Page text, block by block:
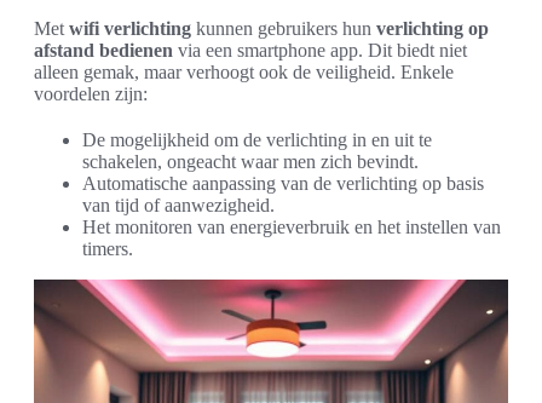
Met wifi verlichting kunnen gebruikers hun verlichting op
afstand bedienen via een smartphone app. Dit biedt niet
alleen gemak, maar verhoogt ook de veiligheid. Enkele
voordelen zijn:
De mogelijkheid om de verlichting in en uit te
schakelen, ongeacht waar men zich bevindt.
Automatische aanpassing van de verlichting op basis
van tijd of aanwezigheid.
Het monitoren van energieverbruik en het instellen van
timers.